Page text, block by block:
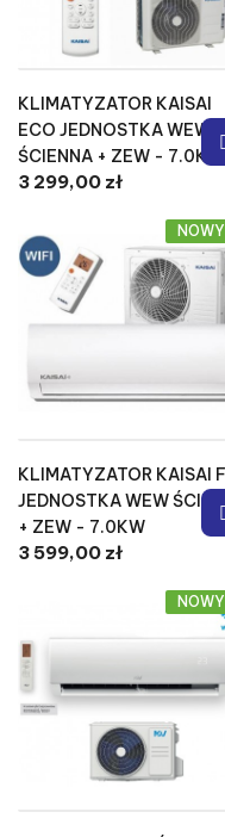
KLIMATYZATOR KAISAI
ECO JEDNOSTKA WEW
ŚCIENNA + ZEW - 7.0KW
3 299,00 zł
NOWY
KLIMATYZATOR KAISAI
JEDNOSTKA WEW
+ ZEW - 7.0KW
3 599,00 zł
NOWY